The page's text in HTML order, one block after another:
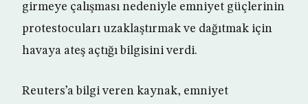
girmeye çalışması nedeniyle emniyet güçlerinin
protestocuları uzaklaştırmak ve dağıtmak için
havaya ateş açtığı bilgisini verdi.
Reuters’a bilgi veren kaynak, emniyet